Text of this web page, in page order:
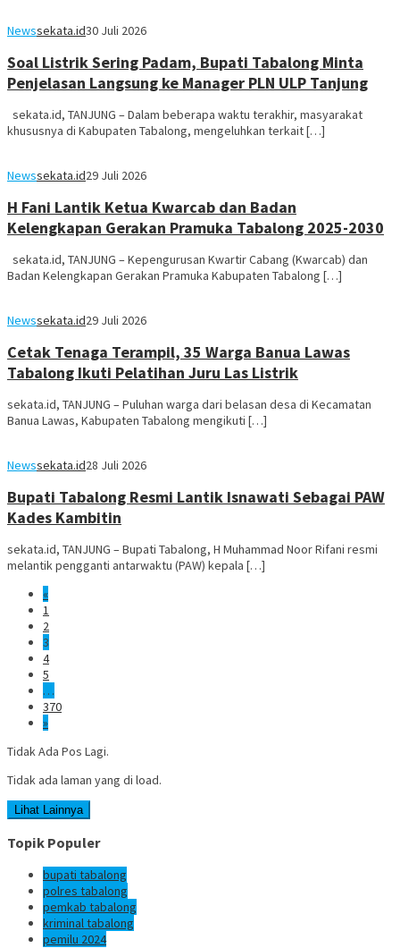
Newssekata.id30 Juli 2026
Soal Listrik Sering Padam, Bupati Tabalong Minta
Penjelasan Langsung ke Manager PLN ULP Tanjung
sekata.id, TANJUNG – Dalam beberapa waktu terakhir, masyarakat
khususnya di Kabupaten Tabalong, mengeluhkan terkait […]
Newssekata.id29 Juli 2026
H Fani Lantik Ketua Kwarcab dan Badan
Kelengkapan Gerakan Pramuka Tabalong 2025-2030
sekata.id, TANJUNG – Kepengurusan Kwartir Cabang (Kwarcab) dan
Badan Kelengkapan Gerakan Pramuka Kabupaten Tabalong […]
Newssekata.id29 Juli 2026
Cetak Tenaga Terampil, 35 Warga Banua Lawas
Tabalong Ikuti Pelatihan Juru Las Listrik
sekata.id, TANJUNG – Puluhan warga dari belasan desa di Kecamatan
Banua Lawas, Kabupaten Tabalong mengikuti […]
Newssekata.id28 Juli 2026
Bupati Tabalong Resmi Lantik Isnawati Sebagai PAW
Kades Kambitin
sekata.id, TANJUNG – Bupati Tabalong, H Muhammad Noor Rifani resmi
melantik pengganti antarwaktu (PAW) kepala […]
«
1
2
3
4
5
…
370
»
Tidak Ada Pos Lagi.
Tidak ada laman yang di load.
Lihat Lainnya
Topik Populer
bupati tabalong
polres tabalong
pemkab tabalong
kriminal tabalong
pemilu 2024